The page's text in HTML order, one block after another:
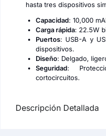
hasta tres dispositivos
Capacidad: 10,000
Carga rápida: 22.5W
Puertos: USB-A y
dispositivos.
Diseño: Delgado,
Seguridad:
cortocircuitos.
Descripción Detallada